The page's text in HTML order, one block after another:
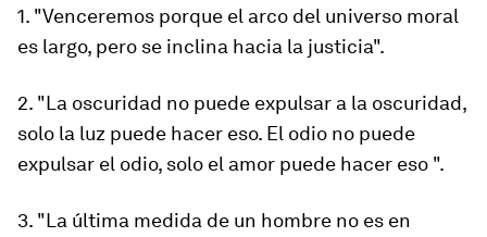
1. "Venceremos porque el arco del universo moral
es largo, pero se inclina hacia la justicia".
2. "La oscuridad no puede expulsar a la oscuridad,
solo la luz puede hacer eso. El odio no puede
expulsar el odio, solo el amor puede hacer eso ".
3. "La última medida de un hombre no es en